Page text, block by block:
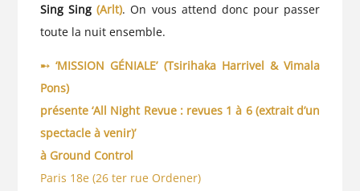
Sing Sing (Arlt). On vous attend donc pour passer
toute la nuit ensemble.
➸ ‘MISSION GÉNIALE’ (Tsirihaka Harrivel & Vimala
Pons)
présente ‘All Night Revue : revues 1 à 6 (extrait d’un
spectacle à venir)’
à Ground Control
Paris 18e (26 ter rue Ordener)